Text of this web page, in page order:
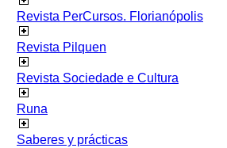
Revista PerCursos. Florianópolis
Revista Pilquen
Revista Sociedade e Cultura
Runa
Saberes y prácticas